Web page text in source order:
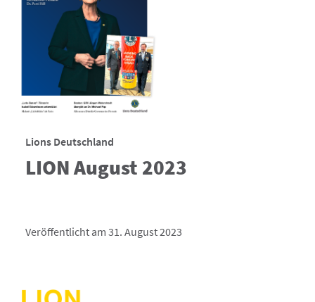
Lions Deutschland
LION August 2023
Veröffentlicht am 31. August 2023